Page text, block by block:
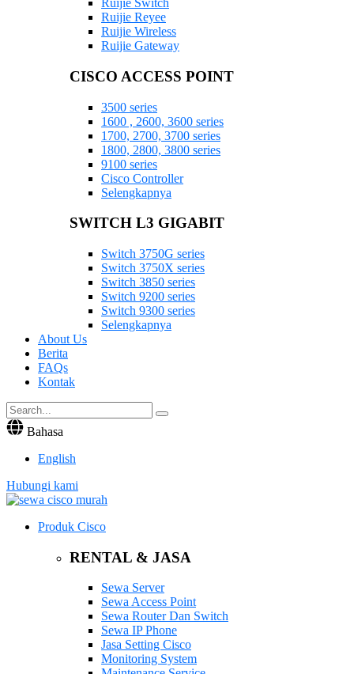
Ruijie Switch
Ruijie Reyee
Ruijie Wireless
Ruijie Gateway
CISCO ACCESS POINT
3500 series
1600 , 2600, 3600 series
1700, 2700, 3700 series
1800, 2800, 3800 series
9100 series
Cisco Controller
Selengkapnya
SWITCH L3 GIGABIT
Switch 3750G series
Switch 3750X series
Switch 3850 series
Switch 9200 series
Switch 9300 series
Selengkapnya
About Us
Berita
FAQs
Kontak
Bahasa
English
Hubungi kami
Produk Cisco
RENTAL & JASA
Sewa Server
Sewa Access Point
Sewa Router Dan Switch
Sewa IP Phone
Jasa Setting Cisco
Monitoring System